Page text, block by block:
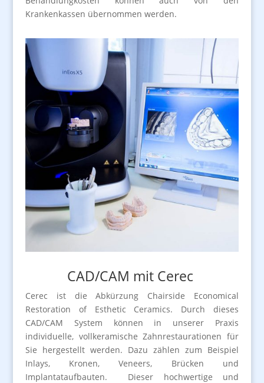
Krankenkassen übernommen werden.
CAD/CAM mit Cerec
Cerec ist die Abkürzung Chairside Economical
Restoration of Esthetic Ceramics. Durch dieses
CAD/CAM System können in unserer Praxis
individuelle, vollkeramische Zahnrestaurationen für
Sie hergestellt werden. Dazu zählen zum Beispiel
Inlays, Kronen, Veneers, Brücken und
Implantataufbauten. Dieser hochwertige und